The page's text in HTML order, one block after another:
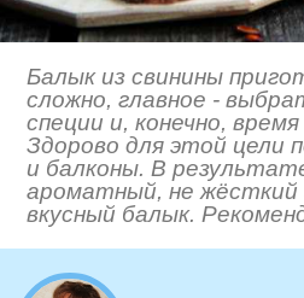
Балык из свинины
сложно, главное -
специи и, конечно,
Здорово для этой цели
и балконы. В
ароматный, не жёсткий
вкусный балык.